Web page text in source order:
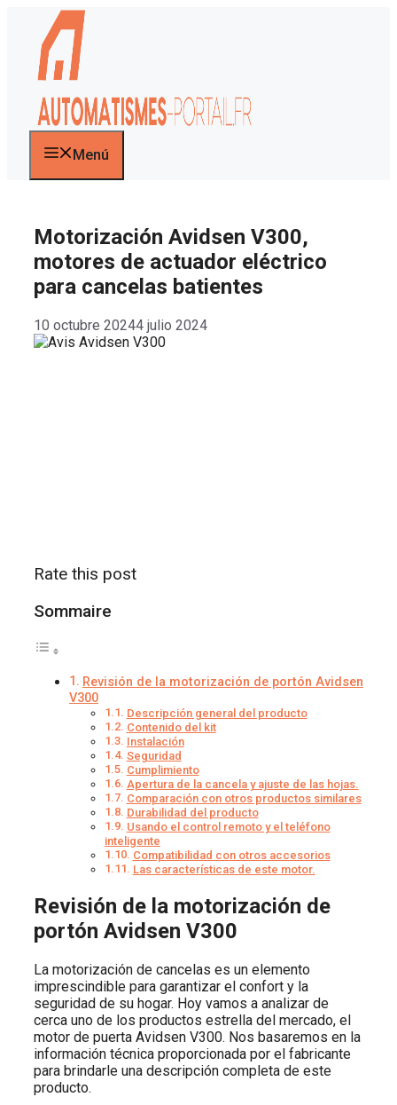
contenido
Menú
Motorización Avidsen V300,
motores de actuador eléctrico
para cancelas batientes
10 octubre 20244 julio 2024
Rate this post
Sommaire
Revisión de la motorización de portón Avidsen
V300
Descripción general del producto
Contenido del kit
Instalación
Seguridad
Cumplimiento
Apertura de la cancela y ajuste de las hojas.
Comparación con otros productos similares
Durabilidad del producto
Usando el control remoto y el teléfono
inteligente
Compatibilidad con otros accesorios
Las características de este motor.
Revisión de la motorización de
portón Avidsen V300
La motorización de cancelas es un elemento
imprescindible para garantizar el confort y la
seguridad de su hogar. Hoy vamos a analizar de
cerca uno de los productos estrella del mercado, el
motor de puerta Avidsen V300. Nos basaremos en la
información técnica proporcionada por el fabricante
para brindarle una descripción completa de este
producto.